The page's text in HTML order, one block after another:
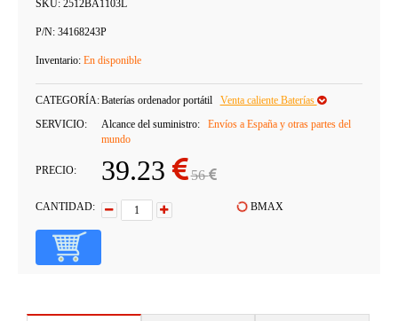
SKU: 2512BA1103L
P/N: 34168243P
Inventario: En disponible
CATEGORÍA:Baterías ordenador portátil
Venta caliente Baterías
SERVICIO:
Alcance del suministro:
Envíos a España y otras partes del
mundo
PRECIO: 39.23 56
CANTIDAD: BMAX